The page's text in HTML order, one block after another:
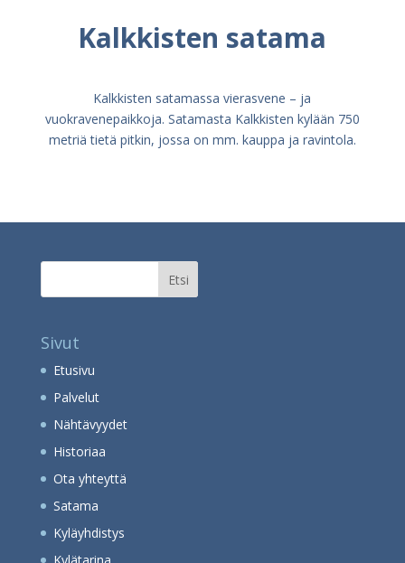
Kalkkisten satama
Kalkkisten satamassa vierasvene – ja
vuokravenepaikkoja. Satamasta Kalkkisten kylään 750
metriä tietä pitkin, jossa on mm. kauppa ja ravintola.
Etsi
Sivut
Etusivu
Palvelut
Nähtävyydet
Historiaa
Ota yhteyttä
Satama
Kyläyhdistys